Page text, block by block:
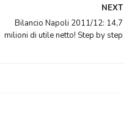
NEXT
Bilancio Napoli 2011/12: 14,7
milioni di utile netto! Step by step